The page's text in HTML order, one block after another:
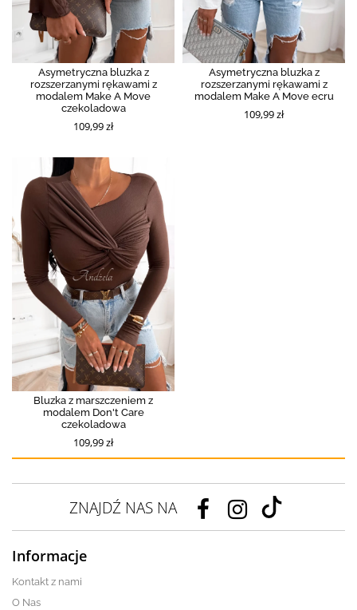
Asymetryczna bluzka z
rozszerzanymi rękawami z
modalem Make A Move
czekoladowa
109,99 zł
Asymetryczna bluzka z
rozszerzanymi rękawami z
modalem Make A Move ecru
109,99 zł
Bluzka z marszczeniem z
modalem Don't Care
czekoladowa
109,99 zł
ZNAJDŹ NAS NA
Informacje
Kontakt z nami
O Nas